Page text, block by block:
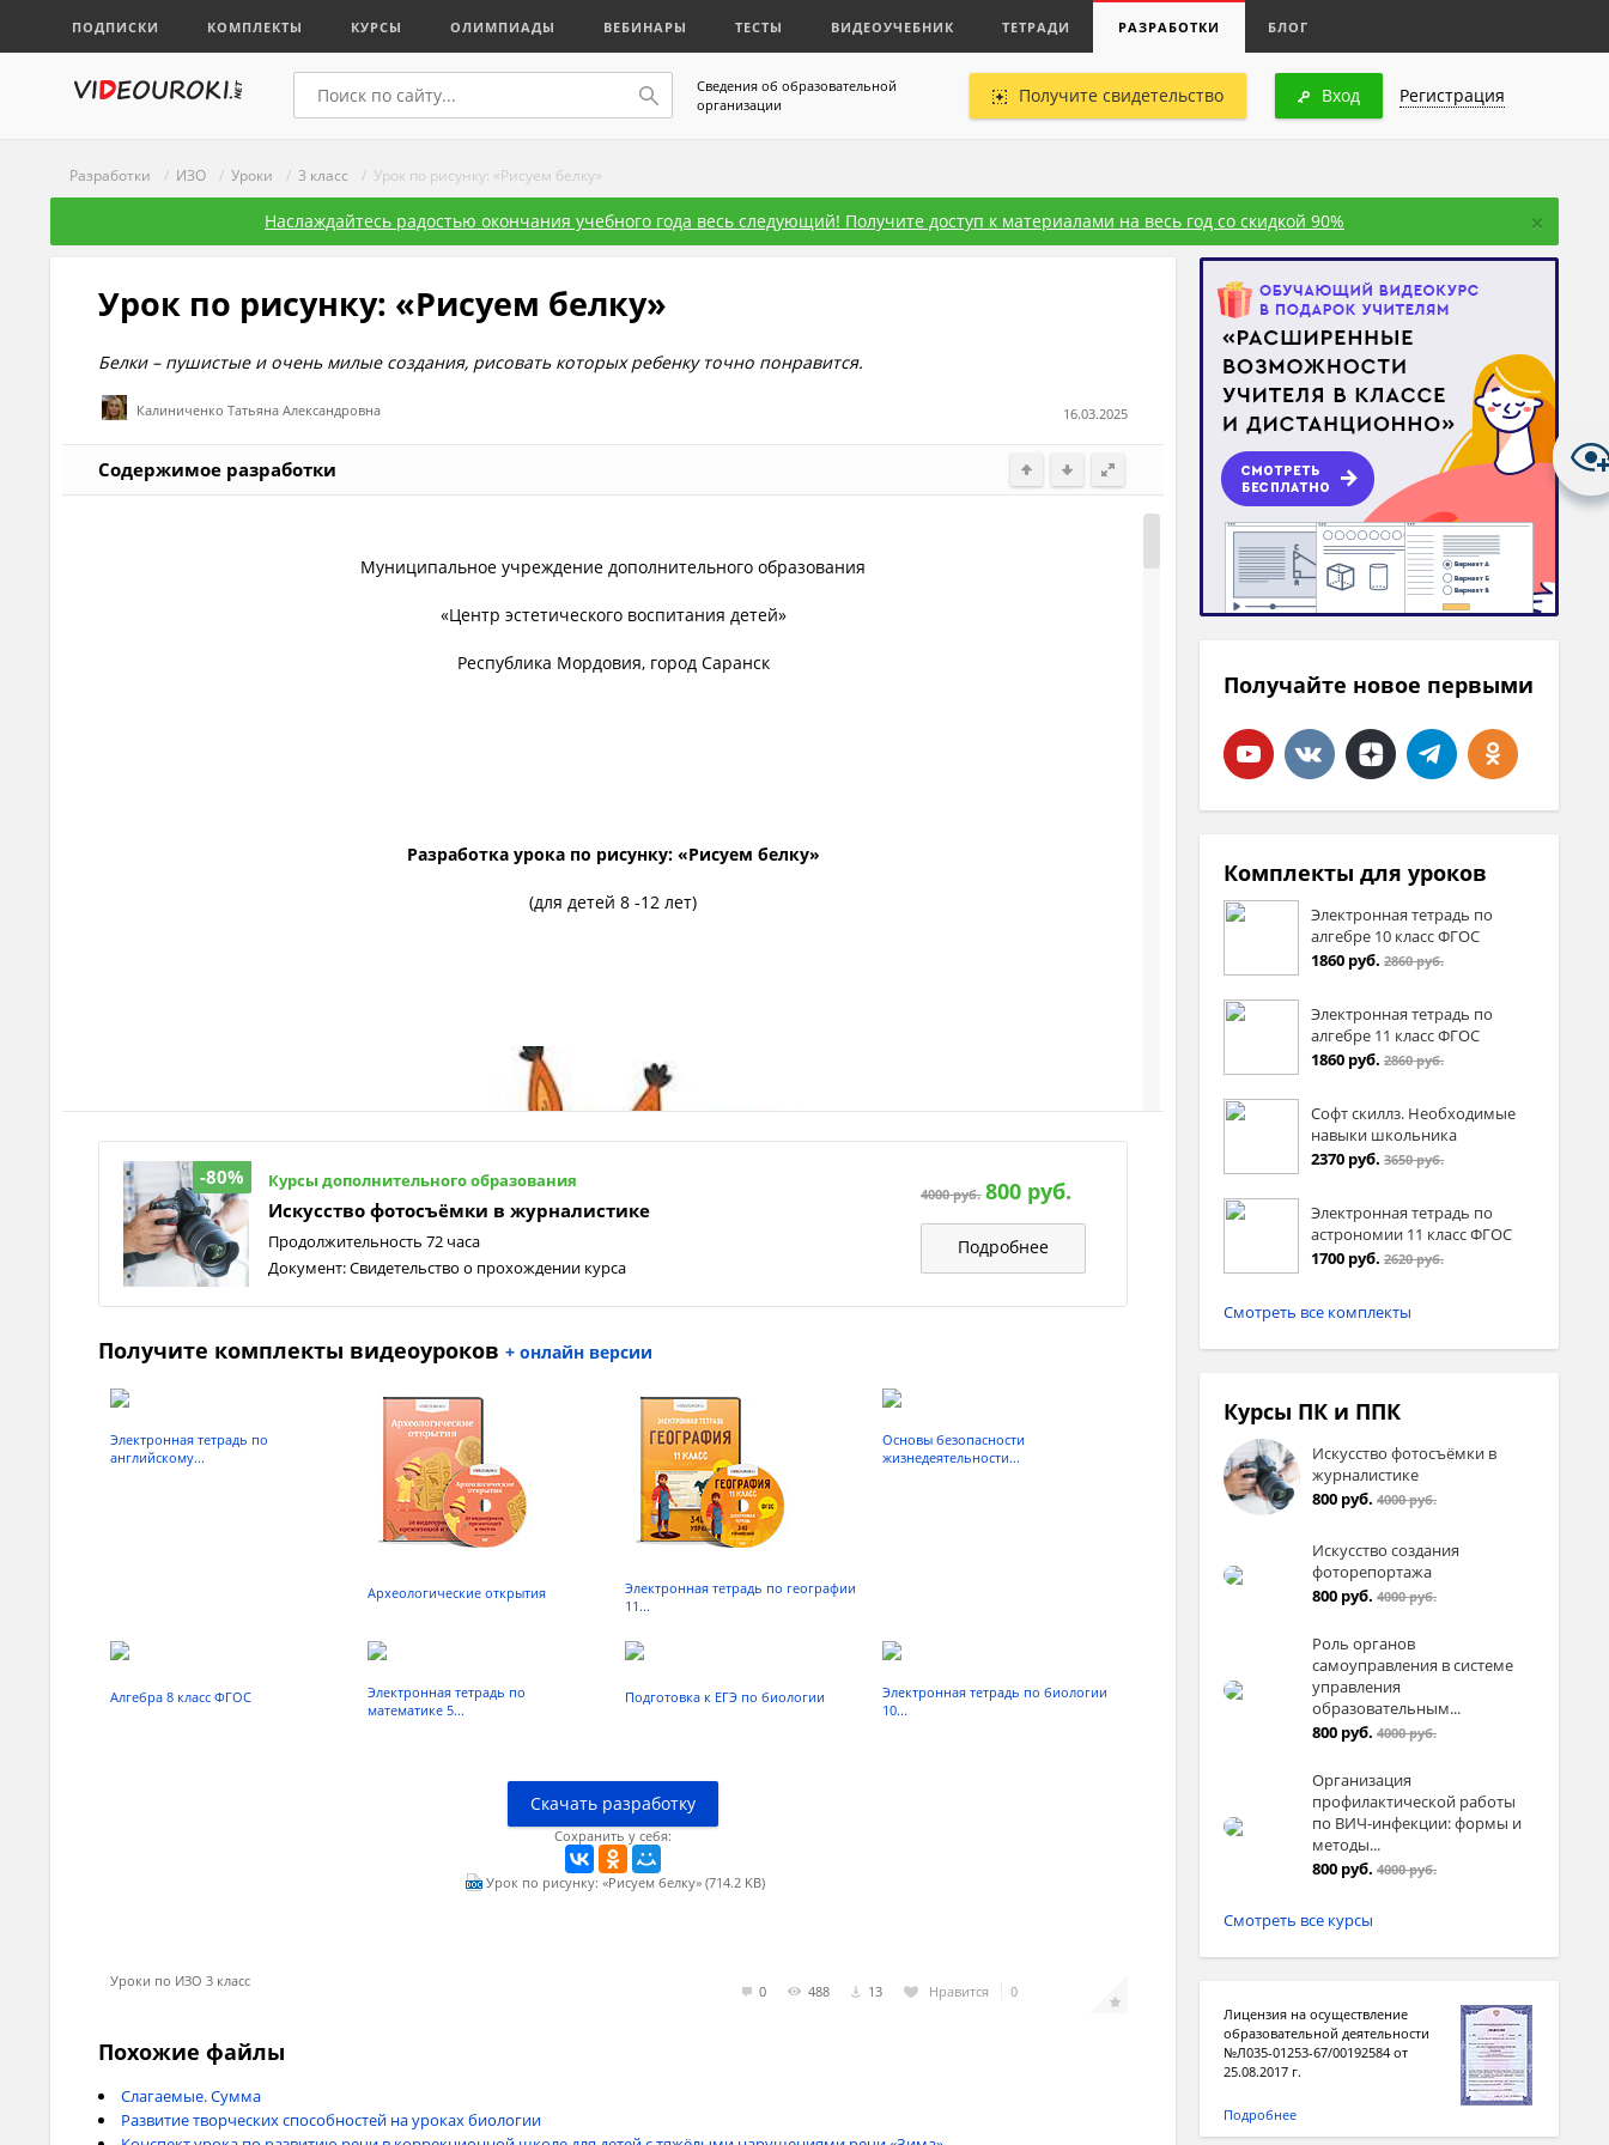
ПОДПИСКИ КОМПЛЕКТЫ КУРСЫ ОЛИМПИАДЫ ВЕБИНАРЫ ТЕСТЫ ВИДЕОУЧЕБНИК ТЕТРАДИ РАЗРАБОТКИ БЛОГ
Сведения об образовательной
организации
Получите свидетельство Вход Регистрация
Разработки / ИЗО / Уроки / 3 класс / Урок по рисунку: «Рисуем белку»
Наслаждайтесь радостью окончания учебного года весь следующий! Получите доступ к материалами на весь год со скидкой 90% ×
Урок по рисунку: «Рисуем белку»
Белки – пушистые и очень милые создания, рисовать которых ребенку точно понравится.
Калиниченко Татьяна Александровна 16.03.2025
Содержимое разработки
Муниципальное учреждение дополнительного образования
«Центр эстетического воспитания детей»
Республика Мордовия, город Саранск
Разработка урока по рисунку: «Рисуем белку»
(для детей 8 -12 лет)
педагог дополнительного образования
Калиниченко Татьяна Александровна
-80% Курсы дополнительного образования
Искусство фотосъёмки в журналистике
Продолжительность 72 часа
Документ: Cвидетельство о прохождении курса
4000 руб. 800 руб.
Подробнее
Получите комплекты видеоуроков + онлайн версии
Электронная тетрадь по
английскому...
Археологические открытия
Электронная тетрадь по географии
11...
Основы безопасности
жизнедеятельности...
Алгебра 8 класс ФГОС
Электронная тетрадь по
математике 5...
Подготовка к ЕГЭ по биологии
Электронная тетрадь по биологии
10...
Скачать разработку
Сохранить у себя:
Урок по рисунку: «Рисуем белку» (714.2 KB)
Уроки по ИЗО 3 класс
0 488 13 Нравится 0
Похожие файлы
Слагаемые. Сумма
Развитие творческих способностей на уроках биологии
Получайте новое первыми
Комплекты для уроков
Электронная тетрадь по
алгебре 10 класс ФГОС
1860 руб. 2860 руб.
Электронная тетрадь по
алгебре 11 класс ФГОС
1860 руб. 2860 руб.
Софт скиллз. Необходимые
навыки школьника
2370 руб. 3650 руб.
Электронная тетрадь по
астрономии 11 класс ФГОС
1700 руб. 2620 руб.
Смотреть все комплекты
Курсы ПК и ППК
Искусство фотосъёмки в
журналистике
800 руб. 4000 руб.
Искусство создания
фоторепортажа
800 руб. 4000 руб.
Роль органов
самоуправления в системе
управления
образовательным...
800 руб. 4000 руб.
Организация
профилактической работы
по ВИЧ-инфекции: формы и
методы...
800 руб. 4000 руб.
Смотреть все курсы
Лицензия на осуществление
образовательной деятельности
№Л035-01253-67/00192584 от
25.08.2017 г.
Подробнее